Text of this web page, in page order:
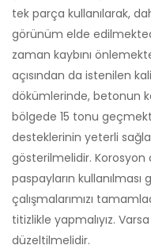
tek parça kullanılarak,
görünüm elde
zaman kaybını
açısından da istenilen
dökümlerinde, betonun
bölgede 15 tonu
desteklerinin yeterli
gösterilmelidir.
paspayların
çalışmalarımızı
titizlikle yapmalıyız.
düzeltilmelidir.